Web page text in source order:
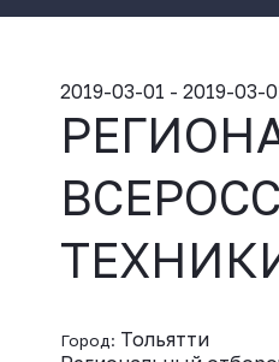
2019-03-01 - 2019-03-
Город: Тольятти